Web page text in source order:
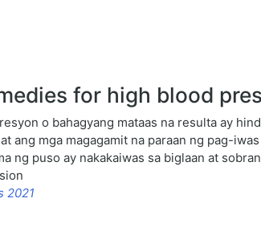
for high blood
o bahagyang mataas na resulta ay
ang mga magagamit na paraan ng pag-
ng puso ay nakakaiwas sa biglaan at
2021